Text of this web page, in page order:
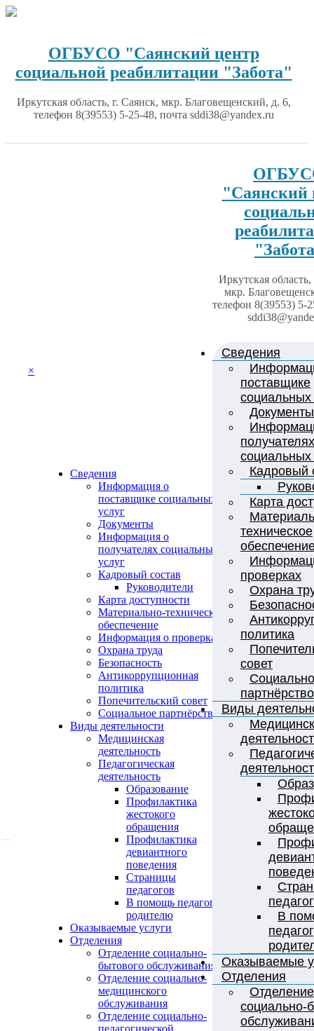
Перейти
ОГБУСО "Саянский центр
социальной реабилитации "Забота"
Иркутская область, г. Саянск, мкр. Благовещенский, д. 6,
телефон 8(39553) 5-25-48, почта sddi38@yandex.ru
×
Сведения
Информация о
поставщике социальных
услуг
Документы
Информация о
получателях социальных
услуг
Кадровый состав
Руководители
Карта доступности
Материально-техническое
обеспечение
Информация о проверках
Охрана труда
Безопасность
Антикоррупционная
политика
Попечительский совет
Социальное партнёрство
Виды деятельности
Медицинская
деятельность
Педагогическая
деятельность
Образование
Профилактика
жестокого
обращения
Профилактика
девиантного
поведения
Страницы
педагогов
В помощь педагогу,
родителю
Оказываемые услуги
Отделения
Отделение социально-
бытового обслуживания
Отделение социально-
медицинского
обслуживания
Отделение социально-
педагогической
"Саянский
Иркутская область,
мкр.
телефон 8(39553) 5-
Сведения
поставщике
социальных
Документы
получателях
социальных
Кадровый
Карта
техническое
проверках
Охрана
политика
совет
партнёрство
Виды
В
Оказываемые
Отделения
Отделение
социально-